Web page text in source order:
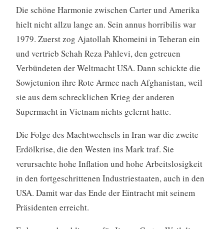
Die schöne Harmonie zwischen Carter und Amerika
hielt nicht allzu lange an. Sein annus horribilis war
1979. Zuerst zog Ajatollah Khomeini in Teheran ein
und vertrieb Schah Reza Pahlevi, den getreuen
Verbündeten der Weltmacht USA. Dann schickte die
Sowjetunion ihre Rote Armee nach Afghanistan, weil
sie aus dem schrecklichen Krieg der anderen
Supermacht in Vietnam nichts gelernt hatte.
Die Folge des Machtwechsels in Iran war die zweite
Erdölkrise, die den Westen ins Mark traf. Sie
verursachte hohe Inflation und hohe Arbeitslosigkeit
in den fortgeschrittenen Industriestaaten, auch in den
USA. Damit war das Ende der Eintracht mit seinem
Präsidenten erreicht.